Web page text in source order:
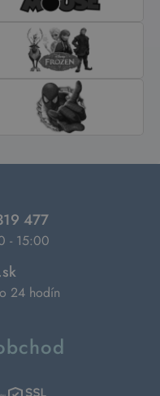
477
- 15:00
24 hodín